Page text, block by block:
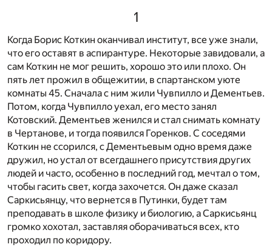
1
Когда Борис Коткин оканчивал институт, все уже знали,
что его оставят в аспирантуре. Некоторые завидовали, а
сам Коткин не мог решить, хорошо это или плохо. Он
пять лет прожил в общежитии, в спартанском уюте
комнаты 45. Сначала с ним жили Чувпилло и Дементьев.
Потом, когда Чувпилло уехал, его место занял
Котовский. Дементьев женился и стал снимать комнату
в Чертанове, и тогда появился Горенков. С соседями
Коткин не ссорился, с Дементьевым одно время даже
дружил, но устал от всегдашнего присутствия других
людей и часто, особенно в последний год, мечтал о том,
чтобы гасить свет, когда захочется. Он даже сказал
Саркисьянцу, что вернется в Путинки, будет там
преподавать в школе физику и биологию, а Саркисьянц
громко хохотал, заставляя оборачиваться всех, кто
проходил по коридору.